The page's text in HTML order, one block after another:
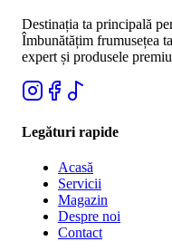
Destinația ta principală
Îmbunătățim frumusețea
expert și produsele
Legături rapide
Acasă
Servicii
Magazin
Despre noi
Contact